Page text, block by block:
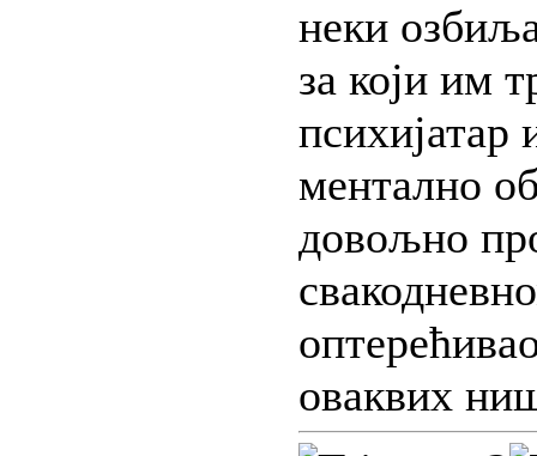
неки
за који им
психијатар
ментално
довољно
оваквих